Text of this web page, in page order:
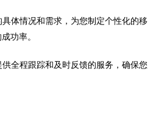
体情况和需求，为您制定个性化的移
功率。
全程跟踪和及时反馈的服务，确保您